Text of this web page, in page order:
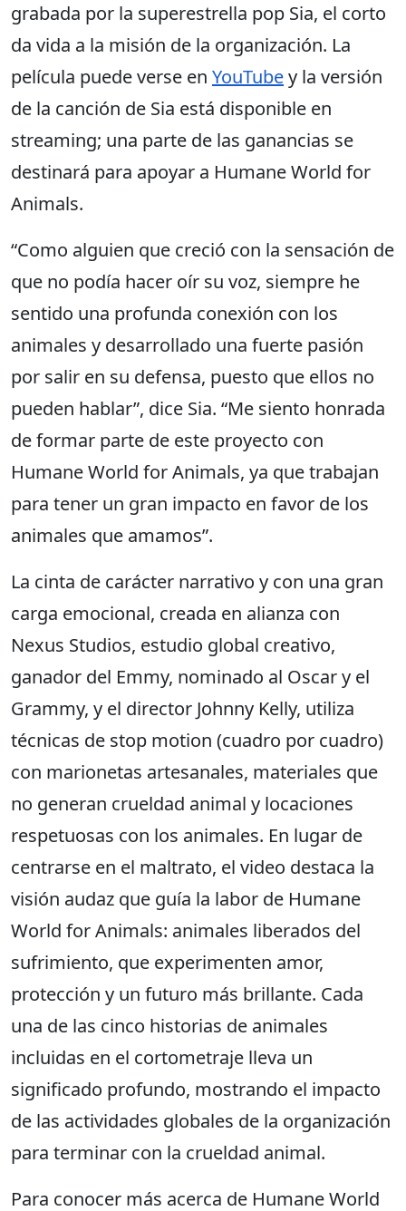
grabada por la superestrella pop Sia, el corto
da vida a la misión de la organización. La
película puede verse en YouTubey la versión
de la canción de Sia está disponible en
streaming; una parte de las ganancias se
destinará para apoyar a Humane World for
Animals.
“Como alguien que creció con la sensación de
que no podía hacer oír su voz, siempre he
sentido una profunda conexión con los
animales y desarrollado una fuerte pasión
por salir en su defensa, puesto que ellos no
pueden hablar”, dice Sia. “Me siento honrada
de formar parte de este proyecto con
Humane World for Animals, ya que trabajan
para tener un gran impacto en favor de los
animales que amamos”.
La cinta de carácter narrativo y con una gran
carga emocional, creada en alianza con
Nexus Studios, estudio global creativo,
ganador del Emmy, nominado al Oscar y el
Grammy, y el director Johnny Kelly, utiliza
técnicas de stop motion (cuadro por cuadro)
con marionetas artesanales, materiales que
no generan crueldad animal y locaciones
respetuosas con los animales. En lugar de
centrarse en el maltrato, el video destaca la
visión audaz que guía la labor de Humane
World for Animals: animales liberados del
sufrimiento, que experimenten amor,
protección y un futuro más brillante. Cada
una de las cinco historias de animales
incluidas en el cortometraje lleva un
significado profundo, mostrando el impacto
de las actividades globales de la organización
para terminar con la crueldad animal.
Para conocer más acerca de Humane World